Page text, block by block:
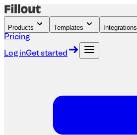
Products Templates Integrations
Pricing
Log inGet started